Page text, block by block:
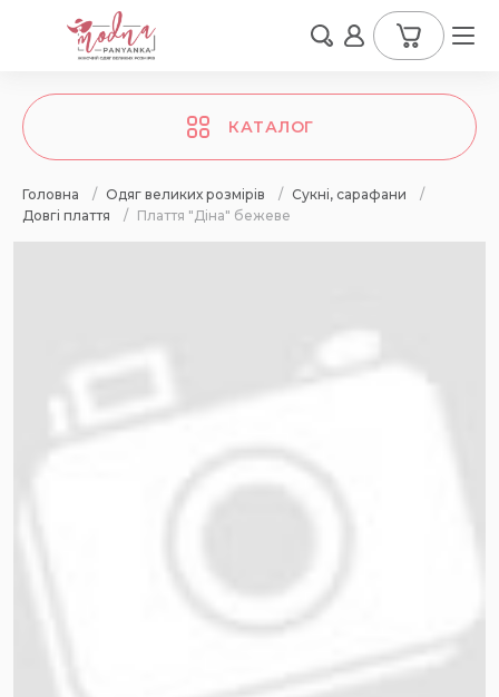
КАТАЛОГ
Головна / Одяг великих розмірів / Сукні, сарафани
/
Довгі плаття
/ Плаття "Діна" бежеве